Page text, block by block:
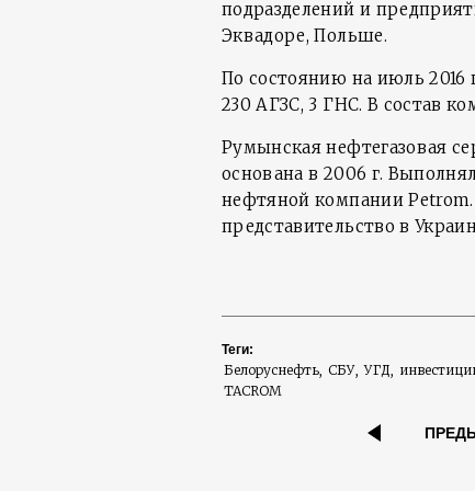
подразделений и
Эквадоре, Польше.
По состоянию на июль 2016
230 АГЗС, 3 ГНС. В состав
Румынская нефтегазовая
основана в 2006 г.
нефтяной компании Petrom.
представительство в
Теги:
Белоруснефть СБУ УГД
TACROM